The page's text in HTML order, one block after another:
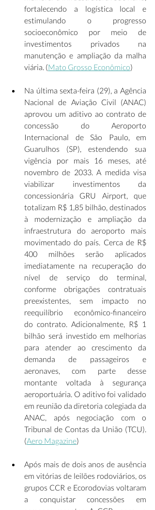
fortalecendo a logística local e
estimulando o progresso
socioeconômico por meio de
investimentos privados na
manutenção e ampliação da malha
viária. (Mato Grosso Econômico)
Na última sexta-feira (29), a Agência
Nacional de Aviação Civil (ANAC)
aprovou um aditivo ao contrato de
concessão do Aeroporto
Internacional de São Paulo, em
Guarulhos (SP), estendendo sua
vigência por mais 16 meses, até
novembro de 2033. A medida visa
viabilizar investimentos da
concessionária GRU Airport, que
totalizam R$ 1,85 bilhão, destinados
à modernização e ampliação da
infraestrutura do aeroporto mais
movimentado do país. Cerca de R$
400 milhões serão aplicados
imediatamente na recuperação do
nível de serviço do terminal,
conforme obrigações contratuais
preexistentes, sem impacto no
reequilíbrio econômico-financeiro
do contrato. Adicionalmente, R$ 1
bilhão será investido em melhorias
para atender ao crescimento da
demanda de passageiros e
aeronaves, com parte desse
montante voltada à segurança
aeroportuária. O aditivo foi validado
em reunião da diretoria colegiada da
ANAC, após negociação com o
Tribunal de Contas da União (TCU).
(Aero Magazine)
Após mais de dois anos de ausência
em vitórias de leilões rodoviários, os
grupos CCR e Ecorodovias voltaram
a conquistar concessões em